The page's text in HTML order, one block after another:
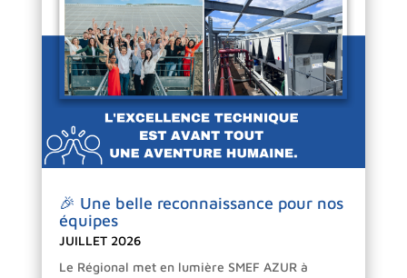
🎉 Une belle reconnaissance pour nos
équipes
JUILLET 2026
Le Régional met en lumière SMEF AZUR à